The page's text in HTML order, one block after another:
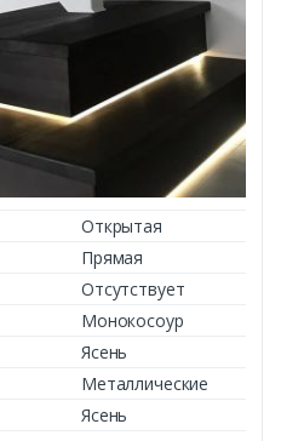
Открытая
Прямая
Отсутствует
Монокосоур
Ясень
Металлические
Ясень